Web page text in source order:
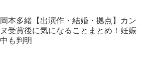
岡本多緒【出演作・結婚・拠点】カン
ヌ受賞後に気になることまとめ！妊娠
中も判明